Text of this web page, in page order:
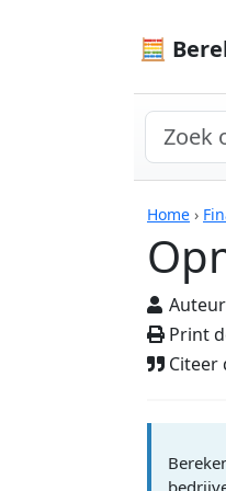
🧮
Home ›
Print
Citeer